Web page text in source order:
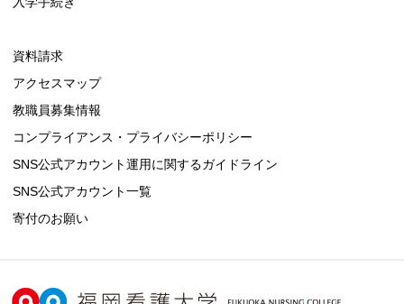
資料請求
アクセスマップ
教職員募集情報
コンプライアンス・プライバシーポリシー
SNS公式アカウント運用に関するガイドライン
SNS公式アカウント一覧
寄付のお願い